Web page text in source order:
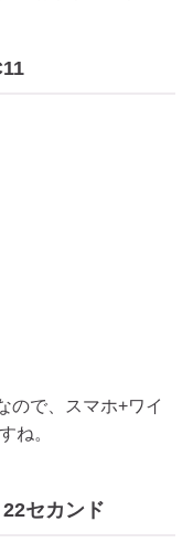
ので、スマホ+ワイ
ね。
セカンド